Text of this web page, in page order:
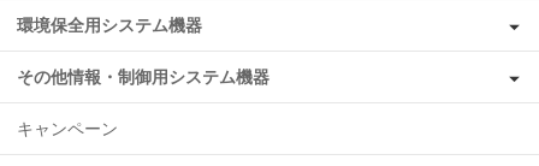
環境保全用システム機器
その他情報・制御用システム機器
キャンペーン